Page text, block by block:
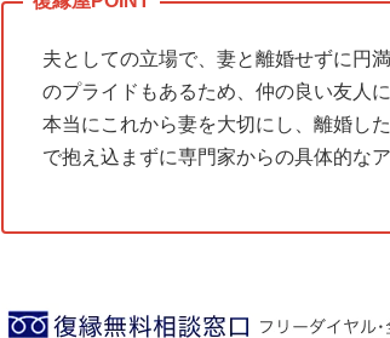
夫としての立場で、妻と離婚せずに円
のプライドもあるため、仲の良い友人
本当にこれから妻を大切にし、離婚し
で抱え込まずに専門家からの具体的な